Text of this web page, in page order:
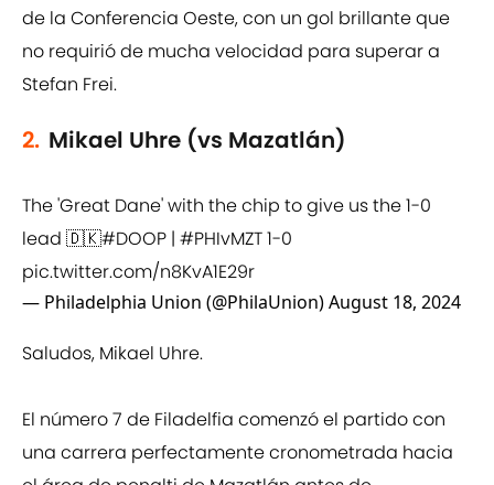
de la Conferencia Oeste, con un gol brillante que
no requirió de mucha velocidad para superar a
Stefan Frei.
2. Mikael Uhre (vs Mazatlán)
The 'Great Dane' with the chip to give us the 1-0
lead 🇩🇰#DOOP | #PHIvMZT1-0
pic.twitter.com/n8KvA1E29r
— Philadelphia Union (@PhilaUnion)August 18, 2024
Saludos, Mikael Uhre.
El número 7 de Filadelfia comenzó el partido con
una carrera perfectamente cronometrada hacia